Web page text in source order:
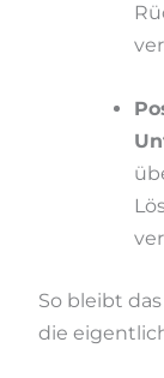
So bleibt
die